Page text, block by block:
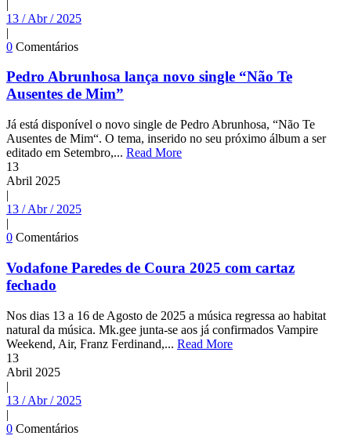
13 / Abr / 2025
|
0 Comentários
Pedro Abrunhosa lança novo single “Não Te
Ausentes de Mim”
Já está disponível o novo single de Pedro Abrunhosa, “Não Te
Ausentes de Mim“. O tema, inserido no seu próximo álbum a ser
editado em Setembro,... Read More
13
Abril 2025
|
13 / Abr / 2025
|
0 Comentários
Vodafone Paredes de Coura 2025 com cartaz
fechado
Nos dias 13 a 16 de Agosto de 2025 a música regressa ao habitat
natural da música. Mk.gee junta-se aos já confirmados Vampire
Weekend, Air, Franz Ferdinand,... Read More
13
Abril 2025
|
13 / Abr / 2025
|
0 Comentários